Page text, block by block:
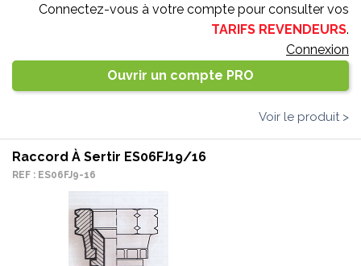
Connectez-vous à votre compte pour consulter vos
TARIFS REVENDEURS.
Connexion
Ouvrir un compte PRO
Voir le produit >
Raccord À Sertir ES06FJ19/16
REF : ES06FJ9-16